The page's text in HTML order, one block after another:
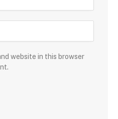
website in this browser